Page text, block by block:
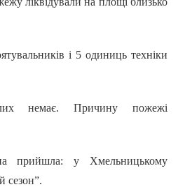
і 5 одиниць техніки
немає. Причину пожежі
прийшла: у Хмельницькому
сезон”.